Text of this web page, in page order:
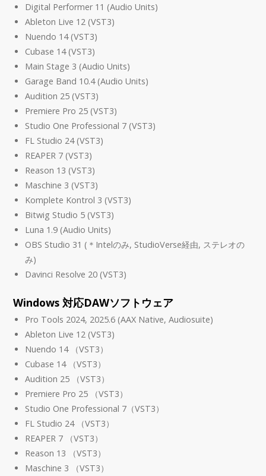
Digital Performer 11 (Audio Units)
Ableton Live 12 (VST3)
Nuendo 14 (VST3)
Cubase 14 (VST3)
Main Stage 3 (Audio Units)
Garage Band 10.4 (Audio Units)
Audition 25 (VST3)
Premiere Pro 25 (VST3)
Studio One Professional 7 (VST3)
FL Studio 24 (VST3)
REAPER 7 (VST3)
Reason 13 (VST3)
Maschine 3 (VST3)
Komplete Kontrol 3 (VST3)
Bitwig Studio 5 (VST3)
Luna 1.9 (Audio Units)
OBS Studio 31 (＊Intelのみ, StudioVerse経由, ステレオの
み)
Davinci Resolve 20 (VST3)
Windows 対応DAWソフトウェア
Pro Tools 2024, 2025.6 (AAX Native, Audiosuite)
Ableton Live 12 (VST3)
Nuendo 14 （VST3）
Cubase 14 （VST3）
Audition 25 （VST3）
Premiere Pro 25 （VST3）
Studio One Professional 7（VST3）
FL Studio 24 （VST3）
REAPER 7 （VST3）
Reason 13 （VST3）
Maschine 3 （VST3）